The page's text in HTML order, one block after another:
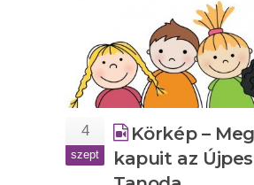
4
szept
Körkép –
kapuit az